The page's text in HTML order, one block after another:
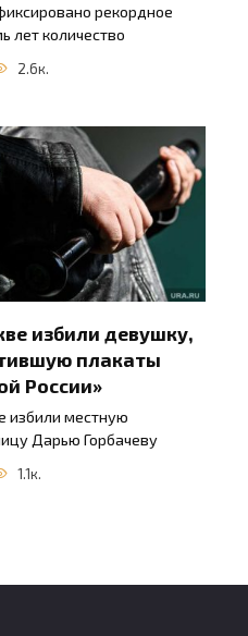
рекордное
лет количество
2.6к.
избили девушку,
плакаты
России»
избили местную
Дарью Горбачеву
1.1к.